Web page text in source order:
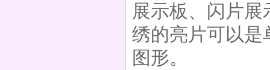
展示板、闪片
绣的亮片可以是
图形。